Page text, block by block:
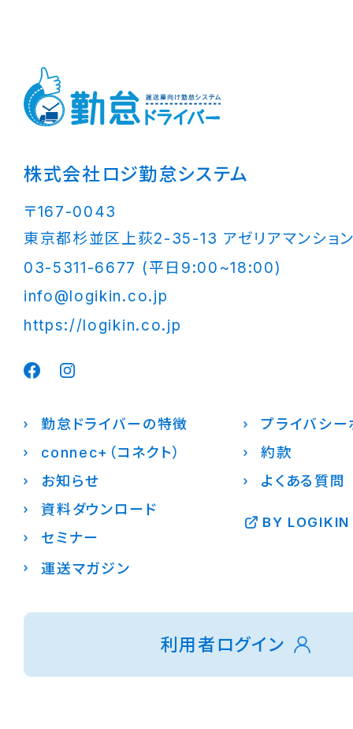
株式会社ロジ勤怠システム
〒167-0043
東京都杉並区上荻2-35-13 アゼリアマンショ
03-5311-6677 (平日9:00~18:00)
info@logikin.co.jp
https://logikin.co.jp
勤怠ドライバーの特徴
connec+（コネクト）
お知らせ
資料ダウンロード
セミナー
運送マガジン
プライバシー
約款
よくある質問
BY LOGIKIN
利用者ログイン